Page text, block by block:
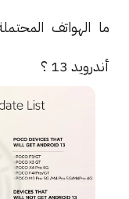
ما الهواتف
أندرويد 13 ؟